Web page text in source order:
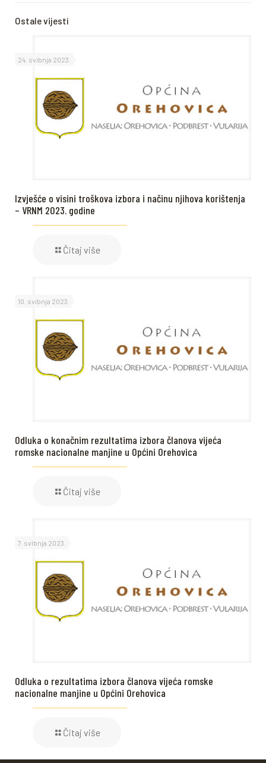
Ostale vijesti
24. svibnja 2023.
Izvješće o visini troškova izbora i načinu njihova korištenja
– VRNM 2023. godine
Čitaj više
10. svibnja 2023.
Odluka o konačnim rezultatima izbora članova vijeća
romske nacionalne manjine u Općini Orehovica
Čitaj više
7. svibnja 2023.
Odluka o rezultatima izbora članova vijeća romske
nacionalne manjine u Općini Orehovica
Čitaj više